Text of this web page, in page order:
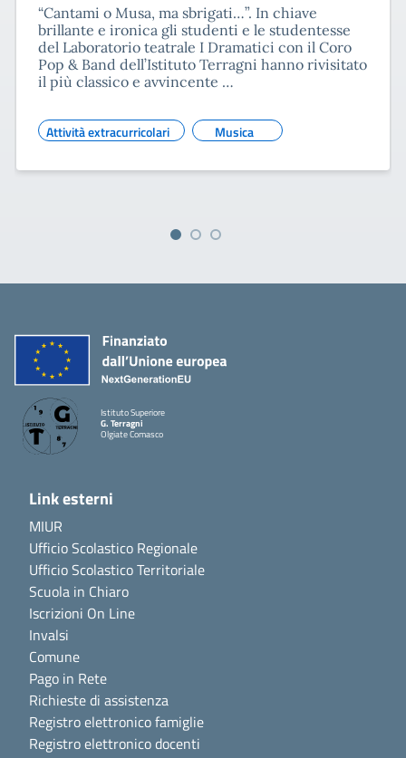
“Cantami o Musa, ma sbrigati…”. In chiave
brillante e ironica gli studenti e le studentesse
del Laboratorio teatrale I Dramatici con il Coro
Pop & Band dell’Istituto Terragni hanno rivisitato
il più classico e avvincente …
Attività extracurricolari Musica
Istituto Superiore
G. Terragni
Olgiate Comasco
Link esterni
MIUR
Ufficio Scolastico Regionale
Ufficio Scolastico Territoriale
Scuola in Chiaro
Iscrizioni On Line
Invalsi
Comune
Pago in Rete
Richieste di assistenza
Registro elettronico famiglie
Registro elettronico docenti